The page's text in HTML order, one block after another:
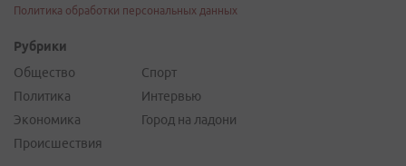
Политика обработки персональных данных
Рубрики
Общество
Политика
Экономика
Происшествия
Спорт
Интервью
Город на ладони